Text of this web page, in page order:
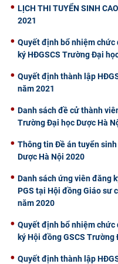
​LỊCH THI TUYỂN SINH
2021
Quyết định bổ nhiệm chức
ký HĐGSCS Trường Đại
Quyết định thành lập
năm 2021
Danh sách đề cử thành
Trường Đại học Dược Hà
Thông tin Đề án tuyển
Dược Hà Nội 2020
Danh sách ứng viên đăng
PGS tại Hội đồng Giáo sư
năm 2020
Quyết định bổ nhiệm chức
ký Hội đồng GSCS
Quyết định thành lập